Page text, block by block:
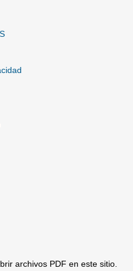
archivos PDF en este sitio.